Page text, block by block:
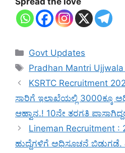
Categories
Govt Updates
Tags
Pradhan Mantri Ujjwala
KSRTC Recruitment
ಸಾರಿಗೆ ಇಲಾಖೆಯಲ್ಲಿ 3000ಕ್ಕೂ
ಆಹ್ವಾನ.! 10ನೇ ತರಗತಿ
Lineman Recruitment
ಹುದ್ದೆಗಳಿಗೆ ಅಧಿಸೂಚನೆ